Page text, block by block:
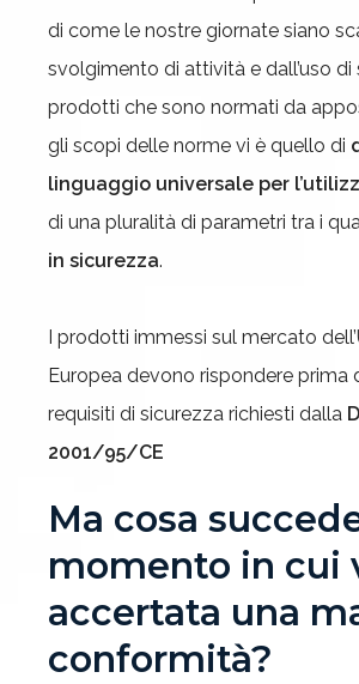
di come le nostre giornate siano
svolgimento di attività e dall’uso di
prodotti che sono normati da
gli scopi delle norme vi è quello di
linguaggio universale per
di una pluralità di parametri tra i
in sicurezza.
I prodotti immessi sul mercato
Europea devono rispondere prima
requisiti di sicurezza richiesti dalla
2001/95/CE
Ma cosa
momento in cui
accertata una
conformità?